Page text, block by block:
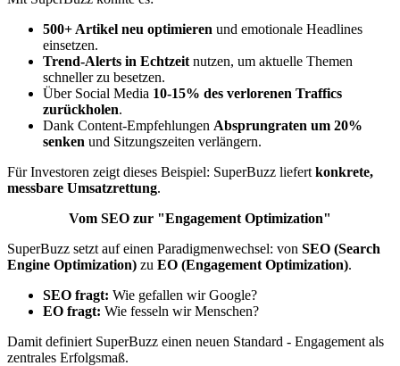
500+ Artikel neu optimieren und emotionale Headlines
einsetzen.
Trend-Alerts in Echtzeit nutzen, um aktuelle Themen
schneller zu besetzen.
Über Social Media 10-15% des verlorenen Traffics
zurückholen.
Dank Content-Empfehlungen Absprungraten um 20%
senken und Sitzungszeiten verlängern.
Für Investoren zeigt dieses Beispiel: SuperBuzz liefert konkrete,
messbare Umsatzrettung.
Vom SEO zur "Engagement Optimization"
SuperBuzz setzt auf einen Paradigmenwechsel: von SEO (Search
Engine Optimization) zu EO (Engagement Optimization).
SEO fragt: Wie gefallen wir Google?
EO fragt: Wie fesseln wir Menschen?
Damit definiert SuperBuzz einen neuen Standard - Engagement als
zentrales Erfolgsmaß.